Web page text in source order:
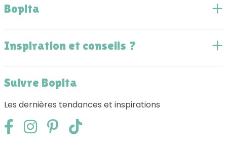
Bopita
Inspiration et conseils ?
Suivre Bopita
Les dernières tendances et inspirations